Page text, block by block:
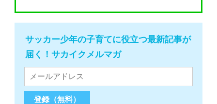
サッカー少年の子育てに役立つ最新記事が
届く！サカイクメルマガ